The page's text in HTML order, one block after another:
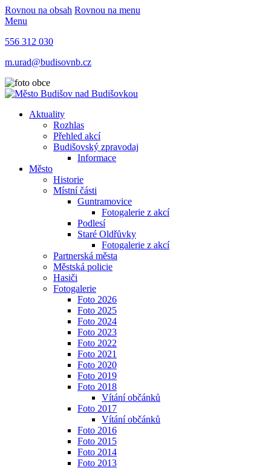
Rovnou na obsah Rovnou na menu
Menu
556 312 030
m.urad@budisovnb.cz
Aktuality
Rozhlas
Přehled akcí
Budišovský zpravodaj
Informace
Město
Historie
Místní části
Guntramovice
Fotogalerie z akcí
Podlesí
Staré Oldřůvky
Fotogalerie z akcí
Partnerská města
Městská policie
Hasiči
Fotogalerie
Foto 2026
Foto 2025
Foto 2024
Foto 2023
Foto 2022
Foto 2021
Foto 2020
Foto 2019
Foto 2018
Vítání občánků
Foto 2017
Vítání občánků
Foto 2016
Foto 2015
Foto 2014
Foto 2013